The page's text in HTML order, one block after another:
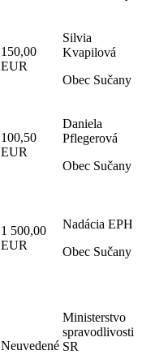
150,00
EUR
Silvia
Kvapilová
Obec Sučany
100,50
EUR
Daniela
Pflegerová
Obec Sučany
1 500,00
EUR
Nadácia EPH
Obec Sučany
Neuvedené
Ministerstvo
spravodlivosti
SR